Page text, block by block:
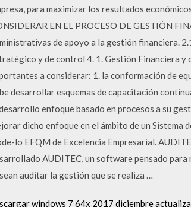
para maximizar los resultados
EN EL PROCESO DE GESTIÓN
de apoyo a la gestión financiera.
y de control 4. 1. Gestión Financiera y
a considerar: 1. la conformación de
desarrollar esquemas de capacitación
enfoque basado en procesos a su
dicho enfoque en el ámbito de un Sistema
lo EFQM de Excelencia Empresarial.
AUDITEC, un software pensado
auditar la gestión que se realiza …
windows 7 64x 2017 diciembre